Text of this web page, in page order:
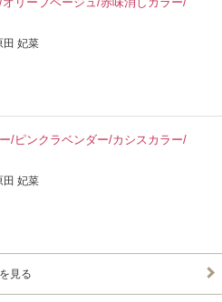
田 妃菜
/ピンクラベンダー/カシスカラー/
田 妃菜
見る